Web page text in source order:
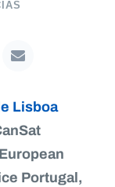
Lisboa
Portugal,